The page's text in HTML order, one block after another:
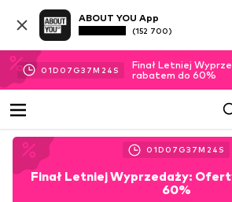
ABOUT YOU App
(152 700)
01D 07 G37M 22 S
Finał Letniej
rabatem do 60%
01D 07 G37M 22 S
Finał Letniej Wyprzedaży:
60%